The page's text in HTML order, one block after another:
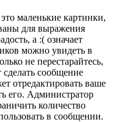
маленькие картинки,
для выражения
а :( означает
можно увидеть в
не перестарайтесь,
сделать сообщение
отредактировать ваше
его. Администратор
количество
в сообщении.